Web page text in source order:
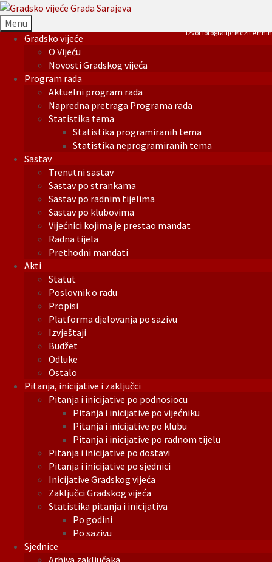
Menu
Gradsko vijeće
O Vijeću
Novosti Gradskog vijeća
Program rada
Aktuelni program rada
Napredna pretraga Programa rada
Statistika tema
Statistika programiranih tema
Statistika neprogramiranih tema
Sastav
Trenutni sastav
Sastav po strankama
Sastav po radnim tijelima
Sastav po klubovima
Vijećnici kojima je prestao mandat
Radna tijela
Prethodni mandati
Akti
Statut
Poslovnik o radu
Propisi
Platforma djelovanja po sazivu
Izvještaji
Budžet
Odluke
Ostalo
Pitanja, inicijative i zaključci
Pitanja i inicijative po podnosiocu
Pitanja i inicijative po vijećniku
Pitanja i inicijative po klubu
Pitanja i inicijative po radnom tijelu
Pitanja i inicijative po dostavi
Pitanja i inicijative po sjednici
Inicijative Gradskog vijeća
Zaključci Gradskog vijeća
Statistika pitanja i inicijativa
Po godini
Po sazivu
Sjednice
Izvor fotografije Mezit Armin